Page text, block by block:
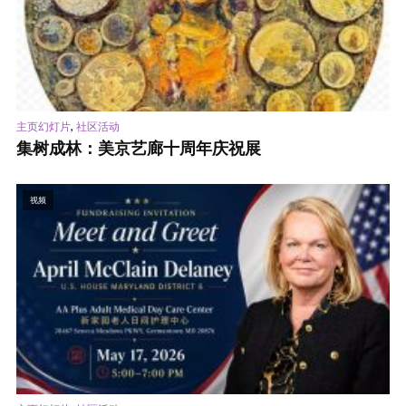
主页幻灯片, 社区活动
集树成林：美京艺廊十周年庆祝展
视频